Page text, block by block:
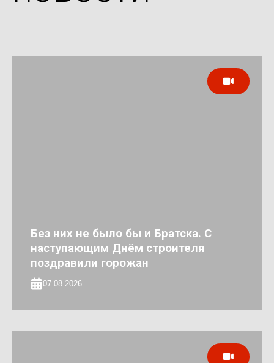
Без них не было бы и Братска. С
наступающим Днём строителя
поздравили горожан
07.08.2026